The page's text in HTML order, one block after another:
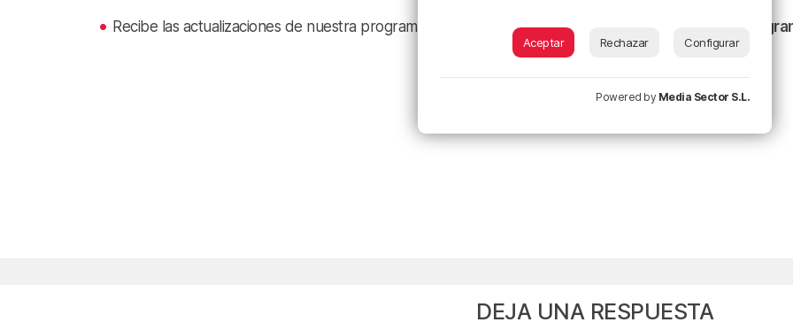
Recibe las actualizaciones de nuestra programación y nuestras noticias en nuestro canal de
DEJA UNA RESPUESTA
Aceptar Rechazar Configurar
Powered by Media Sector S.L.